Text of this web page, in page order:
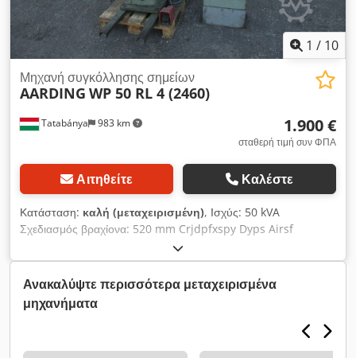
1 / 10
Tatabánya 983 km
Μηχανή συγκόλλησης σημείων
AARDING WP 50 RL 4 (2460)
1.900 €
σταθερή τιμή συν ΦΠΑ
Αιτηθείτε Καλέστε
Κατάσταση: καλή (μεταχειρισμένη), Ισχύς: 50 kVA
Σχεδιασμός βραχίονα: 520 mm Crjdpfxspy Dyps Airsf
Ανακαλύψτε περισσότερα μεταχειρισμένα
μηχανήματα